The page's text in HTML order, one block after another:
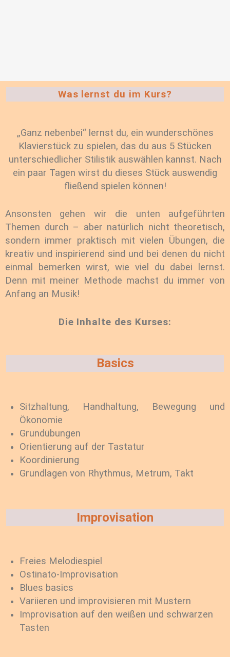
Was lernst du im Kurs?
„Ganz nebenbei“ lernst du, ein wunderschönes
Klavierstück zu spielen, das du aus 5 Stücken
unterschiedlicher Stilistik auswählen kannst. Nach
ein paar Tagen wirst du dieses Stück auswendig
fließend spielen können!
Ansonsten gehen wir die unten aufgeführten
Themen durch – aber natürlich nicht theoretisch,
sondern immer praktisch mit vielen Übungen, die
kreativ und inspirierend sind und bei denen du nicht
einmal bemerken wirst, wie viel du dabei lernst.
Denn mit meiner Methode machst du immer von
Anfang an Musik!
Die Inhalte des Kurses:
Basics
Sitzhaltung, Handhaltung, Bewegung und
Ökonomie
Grundübungen
Orientierung auf der Tastatur
Koordinierung
Grundlagen von Rhythmus, Metrum, Takt
Improvisation
Freies Melodiespiel
Ostinato-Improvisation
Blues basics
Variieren und improvisieren mit Mustern
Improvisation auf den weißen und schwarzen
Tasten